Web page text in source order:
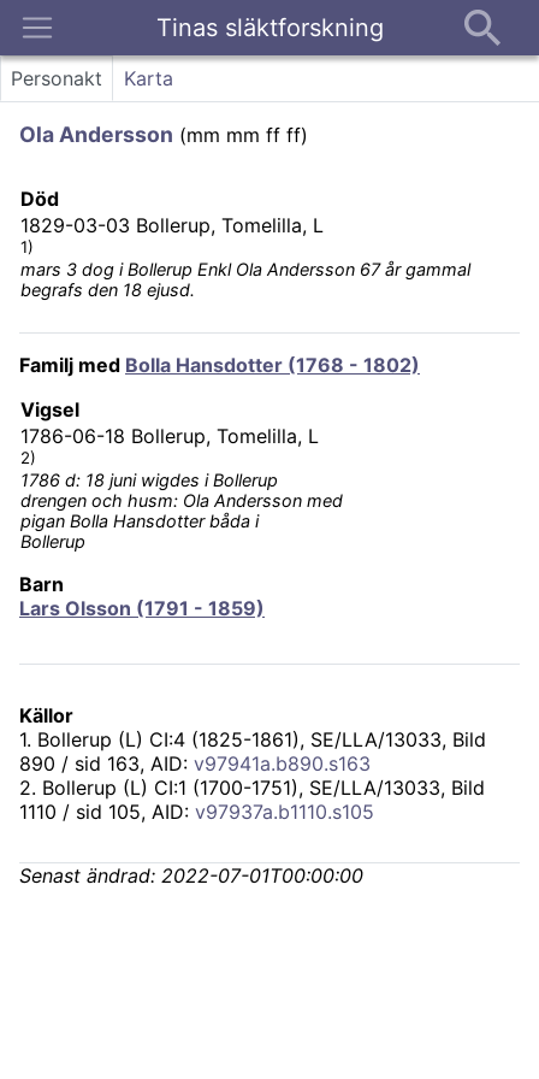
Tinas släktforskning
Kontakt
Personakt Karta
Ola Andersson (mm mm ff ff)
Död
1829-03-03 Bollerup, Tomelilla, L
1)
mars 3 dog i Bollerup Enkl Ola Andersson 67 år gammal
begrafs den 18 ejusd.
Familj med Bolla Hansdotter (1768 - 1802)
Vigsel
1786-06-18 Bollerup, Tomelilla, L
2)
1786 d: 18 juni wigdes i Bollerup
drengen och husm: Ola Andersson med
pigan Bolla Hansdotter båda i
Bollerup
Barn
Lars Olsson (1791 - 1859)
Källor
1. Bollerup (L) CI:4 (1825-1861), SE/LLA/13033, Bild
890 / sid 163, AID: v97941a.b890.s163
2. Bollerup (L) CI:1 (1700-1751), SE/LLA/13033, Bild
1110 / sid 105, AID: v97937a.b1110.s105
Senast ändrad: 2022-07-01T00:00:00